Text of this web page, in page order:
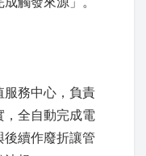
服務中心，負責
全自動完成電
續作廢折讓管